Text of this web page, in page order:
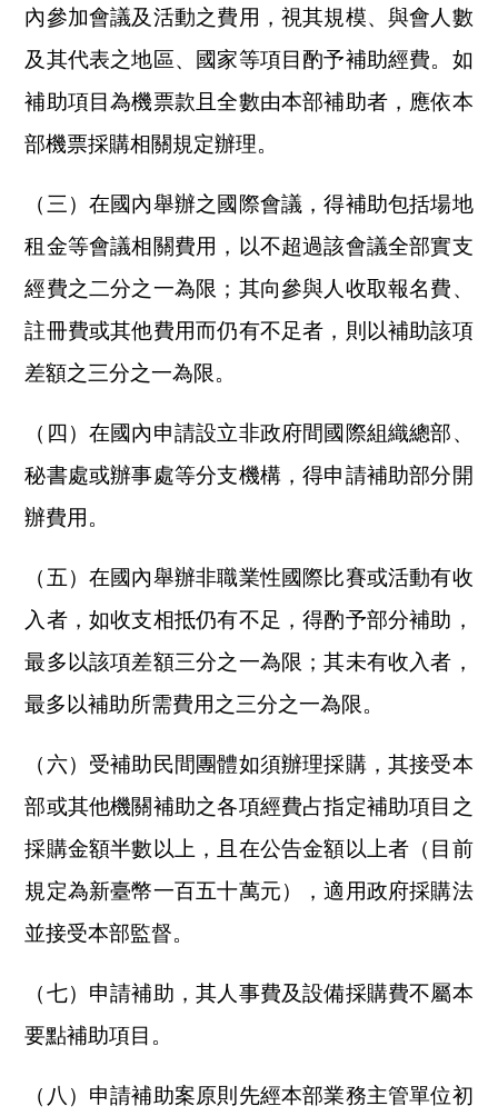
內參加會議及活動之費用，視其規模、與會人數
及其代表之地區、國家等項目酌予補助經費。如
補助項目為機票款且全數由本部補助者，應依本
部機票採購相關規定辦理。
（三）在國內舉辦之國際會議，得補助包括場地
租金等會議相關費用，以不超過該會議全部實支
經費之二分之一為限；其向參與人收取報名費、
註冊費或其他費用而仍有不足者，則以補助該項
差額之三分之一為限。
（四）在國內申請設立非政府間國際組織總部、
秘書處或辦事處等分支機構，得申請補助部分開
辦費用。
（五）在國內舉辦非職業性國際比賽或活動有收
入者，如收支相抵仍有不足，得酌予部分補助，
最多以該項差額三分之一為限；其未有收入者，
最多以補助所需費用之三分之一為限。
（六）受補助民間團體如須辦理採購，其接受本
部或其他機關補助之各項經費占指定補助項目之
採購金額半數以上，且在公告金額以上者（目前
規定為新臺幣一百五十萬元），適用政府採購法
並接受本部監督。
（七）申請補助，其人事費及設備採購費不屬本
要點補助項目。
（八）申請補助案原則先經本部業務主管單位初